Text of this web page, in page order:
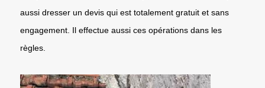
aussi dresser un devis qui est totalement gratuit et sans
engagement. Il effectue aussi ces opérations dans les
règles.